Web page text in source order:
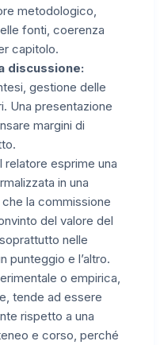
metodologico,
fonti, coerenza
capitolo.
discussione:
gestione delle
Una presentazione
margini di
relatore esprime una
in una
la commissione
del valore del
nelle
punteggio e l’altro.
o empirica,
tende ad essere
rispetto a una
e corso, perché